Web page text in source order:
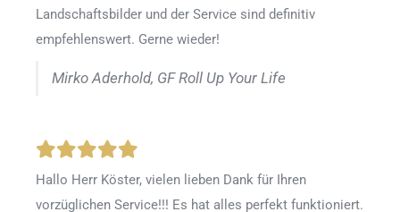
Landschaftsbilder und der Service sind definitiv
empfehlenswert. Gerne wieder!
Mirko Aderhold, GF Roll Up Your Life
Hallo Herr Köster, vielen lieben Dank für Ihren
vorzüglichen Service!!! Es hat alles perfekt funktioniert.